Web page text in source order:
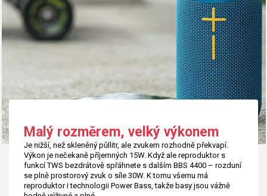
Malý rozměrem, velký výkonem
Je nižší, než skleněný půllitr, ale zvukem rozhodně překvapí.
Výkon je nečekaně příjemných 15W. Když ale reproduktor s
funkcí TWS bezdrátově spřáhnete s dalším BBS 4400 – rozduní
se plně prostorový zvuk o síle 30W. K tomu všemu má
reproduktor i technologii Power Bass, takže basy jsou vážně